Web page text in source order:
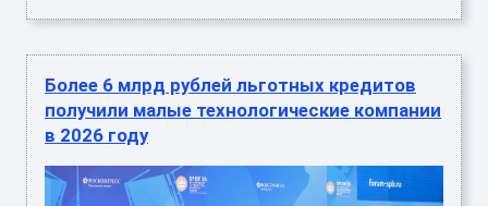
Более 6 млрд рублей льготных кредитов
получили малые технологические компании
в 2026 году